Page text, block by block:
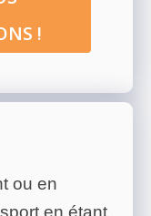
!
ou en
en étant